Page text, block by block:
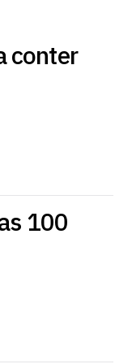
conter
100